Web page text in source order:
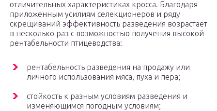
отличительных характеристиках кросса. Благодаря
приложенным усилиям селекционеров и ряду
скрещиваний эффективность разведения возрастает
в несколько раз с возможностью получения высокой
рентабельности птицеводства:
рентабельность разведения на продажу или
личного использования мяса, пуха и пера;
стойкость к разным условиям разведения и
изменяющимся погодным условиям;